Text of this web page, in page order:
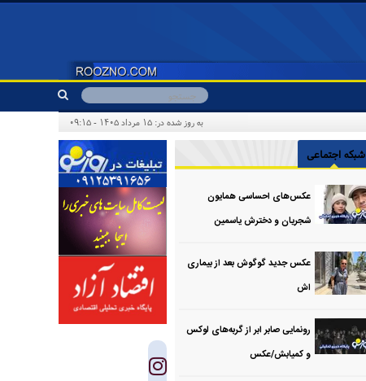
به روز شده در: ۱۵ مرداد ۱۴۰۵ - ۰۹:۱۵
شبکه اجتماعی
عکس‌های احساسی همایون
شجریان و دخترش یاسمین
عکس جدید گوگوش بعد از بیماری
اش
رونمایی صابر ابر از گربه‌های لوکس
و کمیابش/عکس